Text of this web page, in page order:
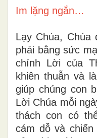
Im lặng ngắn…
Lạy Chúa, Chúa
phải bằng sức
chính Lời của
khiên thuẫn và
giúp chúng con
Lời Chúa mỗi
thách con có
cám dỗ và